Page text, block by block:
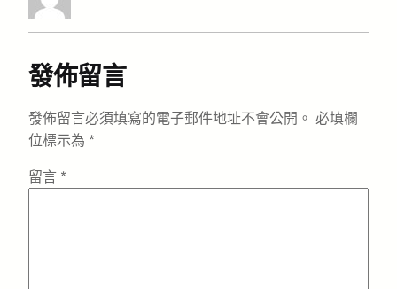
發佈留言
發佈留言必須填寫的電子郵件地址不會公開。 必填欄
位標示為 *
留言 *